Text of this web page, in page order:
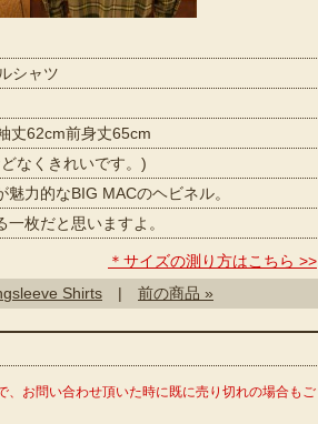
シャツ
丈62cm前身丈65cm
なくきれいです。)
力的なBIG MACのヘビネル。
枚だと思いますよ。
＊サイズの測り方はこちら >>
Shirts | 前の商品 »
、お問い合わせ頂いた時に既に売り切れの場合もご